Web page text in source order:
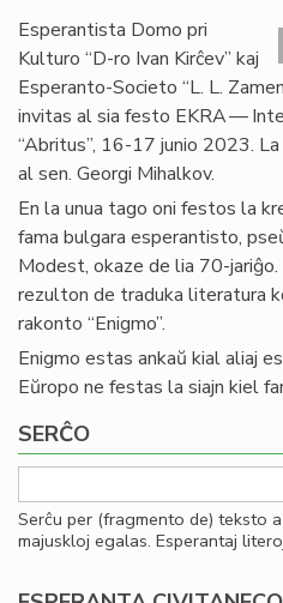
Esperantista Domo pri
Kulturo “D-ro Ivan Kirĉev” kaj
Esperanto-Societo “L. L.
invitas al sia festo EKRA —
“Abritus”, 16-17 junio 2023.
al sen. Georgi Mihalkov.
En la unua tago oni festos la
fama bulgara esperantisto,
Modest, okaze de lia 70-jariĝo.
rezulton de traduka literatura
rakonto “Enigmo”.
Enigmo estas ankaŭ kial aliaj
Eŭropo ne festas la siajn kiel
SERĈO
Serĉu per (fragmento de) teksto
majuskloj egalas. Esperantaj